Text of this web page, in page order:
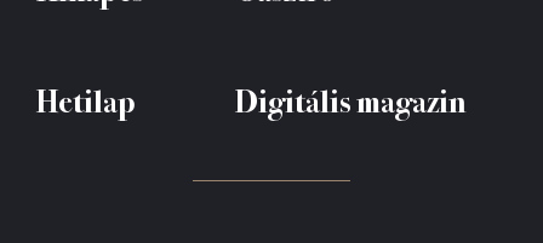
Hetilap Digitális magazin